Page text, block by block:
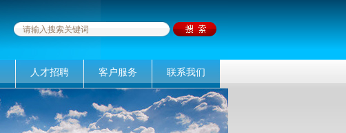
人才招聘 客户服务 联系我们